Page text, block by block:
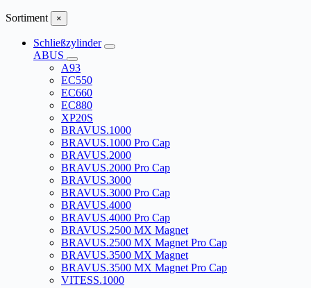
Sortiment ×
Schließzylinder
ABUS
A93
EC550
EC660
EC880
XP20S
BRAVUS.1000
BRAVUS.1000 Pro Cap
BRAVUS.2000
BRAVUS.2000 Pro Cap
BRAVUS.3000
BRAVUS.3000 Pro Cap
BRAVUS.4000
BRAVUS.4000 Pro Cap
BRAVUS.2500 MX Magnet
BRAVUS.2500 MX Magnet Pro Cap
BRAVUS.3500 MX Magnet
BRAVUS.3500 MX Magnet Pro Cap
VITESS.1000